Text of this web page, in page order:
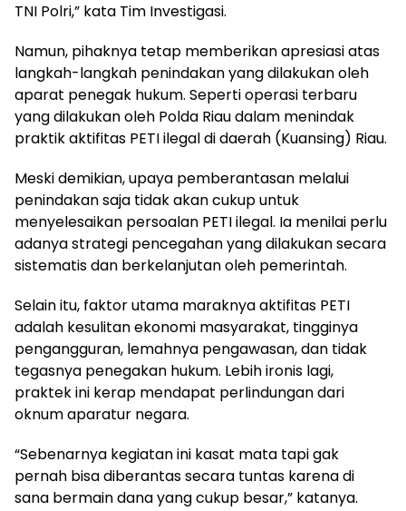
TNI Polri,” kata Tim Investigasi.
Namun, pihaknya tetap memberikan apresiasi atas
langkah-langkah penindakan yang dilakukan oleh
aparat penegak hukum. Seperti operasi terbaru
yang dilakukan oleh Polda Riau dalam menindak
praktik aktifitas PETI ilegal di daerah (Kuansing) Riau.
Meski demikian, upaya pemberantasan melalui
penindakan saja tidak akan cukup untuk
menyelesaikan persoalan PETI ilegal. Ia menilai perlu
adanya strategi pencegahan yang dilakukan secara
sistematis dan berkelanjutan oleh pemerintah.
Selain itu, faktor utama maraknya aktifitas PETI
adalah kesulitan ekonomi masyarakat, tingginya
pengangguran, lemahnya pengawasan, dan tidak
tegasnya penegakan hukum. Lebih ironis lagi,
praktek ini kerap mendapat perlindungan dari
oknum aparatur negara.
“Sebenarnya kegiatan ini kasat mata tapi gak
pernah bisa diberantas secara tuntas karena di
sana bermain dana yang cukup besar,” katanya.